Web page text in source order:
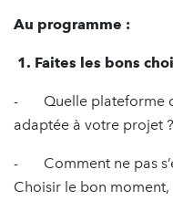
Au programme :
1. Faites les bons
- Quelle plateforme
adaptée à votre projet ?
- Comment ne pas
Choisir le bon